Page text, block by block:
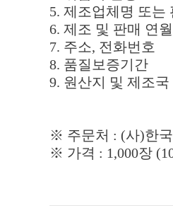
5. 제조업체명 또는
6. 제조 및 판매 연
7. 주소, 전화번호
8. 품질보증기간
9. 원산지 및 제조국
※ 주문처 : (사)한
※ 가격 : 1,000장